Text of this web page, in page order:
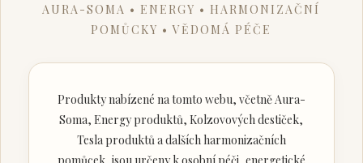
AURA-SOMA • ENERGY • HARMONIZAČNÍ
POMŮCKY • VĚDOMÁ PÉČE
Produkty nabízené na tomto webu, včetně Aura-
Soma, Energy produktů, Kolzovových destiček,
Tesla produktů a dalších harmonizačních
pomůcek, jsou určeny k osobní péči, energetické